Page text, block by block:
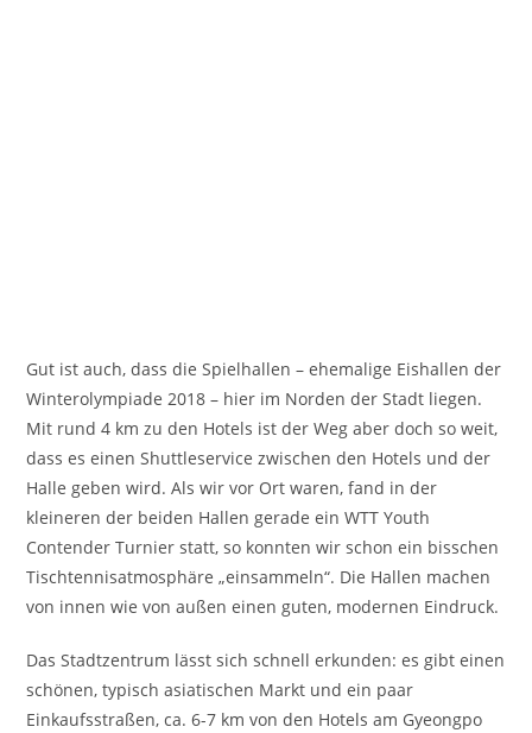
Gut ist auch, dass die Spielhallen – ehemalige Eishallen der
Winterolympiade 2018 – hier im Norden der Stadt liegen.
Mit rund 4 km zu den Hotels ist der Weg aber doch so weit,
dass es einen Shuttleservice zwischen den Hotels und der
Halle geben wird. Als wir vor Ort waren, fand in der
kleineren der beiden Hallen gerade ein WTT Youth
Contender Turnier statt, so konnten wir schon ein bisschen
Tischtennisatmosphäre „einsammeln“. Die Hallen machen
von innen wie von außen einen guten, modernen Eindruck.
Das Stadtzentrum lässt sich schnell erkunden: es gibt einen
schönen, typisch asiatischen Markt und ein paar
Einkaufsstraßen, ca. 6-7 km von den Hotels am Gyeongpo